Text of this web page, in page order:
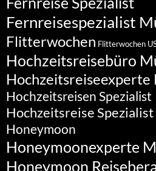
Fernreisespezialist
Flitterwochen Flitterwochen
Hochzeitsreisebüro
Hochzeitsreiseexperte
Hochzeitsreisen Spezialist
Hochzeitsreise
Honeymoon
Honeymoonexperte
Honeymoon